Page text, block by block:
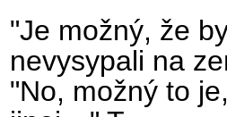
"Je možný, že
nevysypali na
"No, možný to